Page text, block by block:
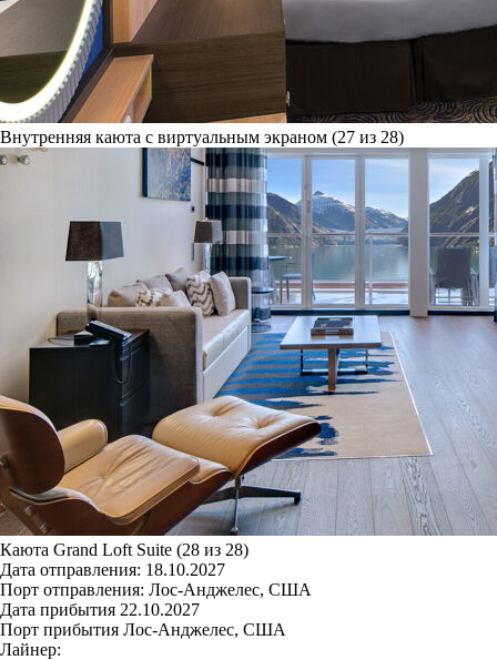
Внутренняя каюта с виртуальным экраном (27 из 28)
Каюта Grand Loft Suite (28 из 28)
Дата отправления: 18.10.2027
Порт отправления: Лос-Анджелес, США
Дата прибытия 22.10.2027
Порт прибытия Лос-Анджелес, США
Лайнер: